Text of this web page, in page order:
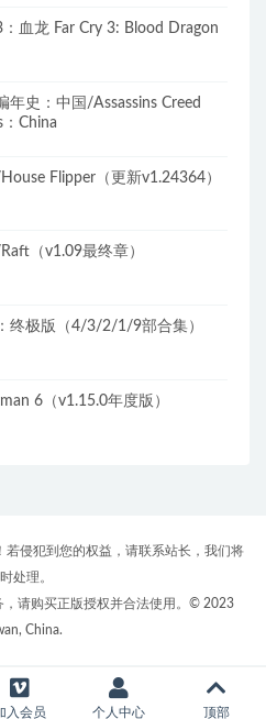
血龙 Far Cry 3: Blood Dragon
年史：中国/Assassins Creed
China
Flipper（更新v1.24364）
（v1.09最终章）
终极版（4/3/2/1/9部合集）
6（v1.15.0年度版）
侵犯到您的权益，请联系站长，我们将
处理。
请购买正版授权并合法使用。© 2023
China.
入会员 个人中心 顶部